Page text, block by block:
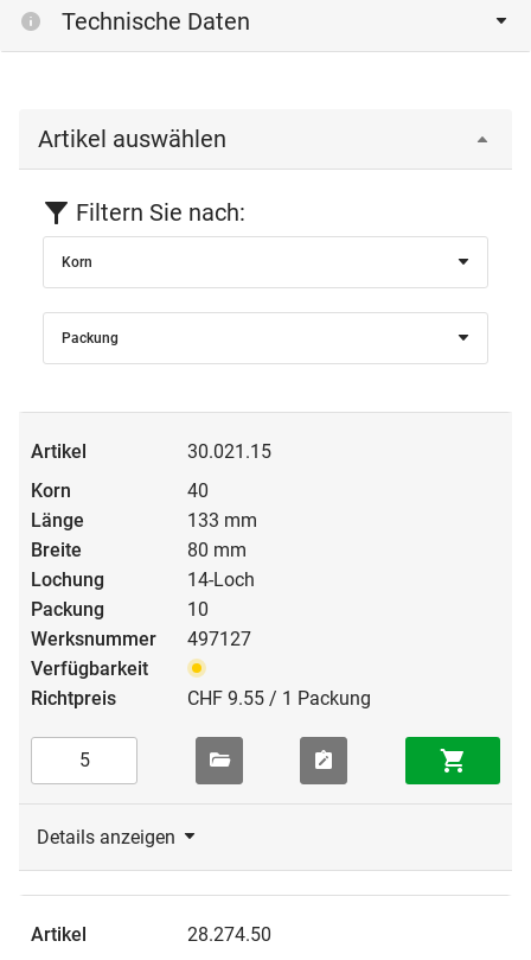
Technische Daten
Artikel auswählen
Filtern Sie nach:
Korn
Packung
30.021.15
40
133 mm
80 mm
14-Loch
10
497127
CHF 9.55 / 1 Packung
Details anzeigen
28.274.50